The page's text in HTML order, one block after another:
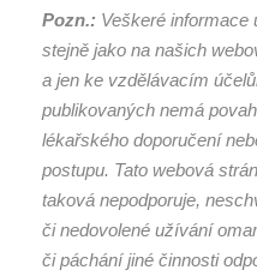
Pozn.: Veškeré informace
stejně jako na našich
a jen ke vzdělávacím
publikovaných nemá
lékařského doporučení
postupu. Tato webová
taková nepodporuje,
či nedovolené užívání
či páchání jiné činnosti